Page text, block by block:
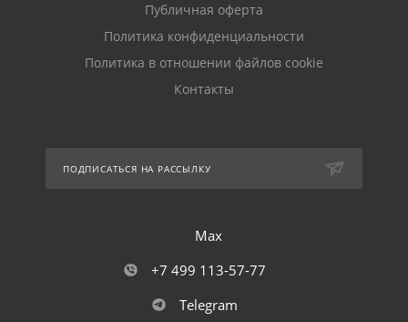
Публичная оферта
Политика конфиденциальности
Политика в отношении файлов cookie
Контакты
ПОДПИСАТЬСЯ НА РАССЫЛКУ
Max
+7 499 113-57-77
Telegram